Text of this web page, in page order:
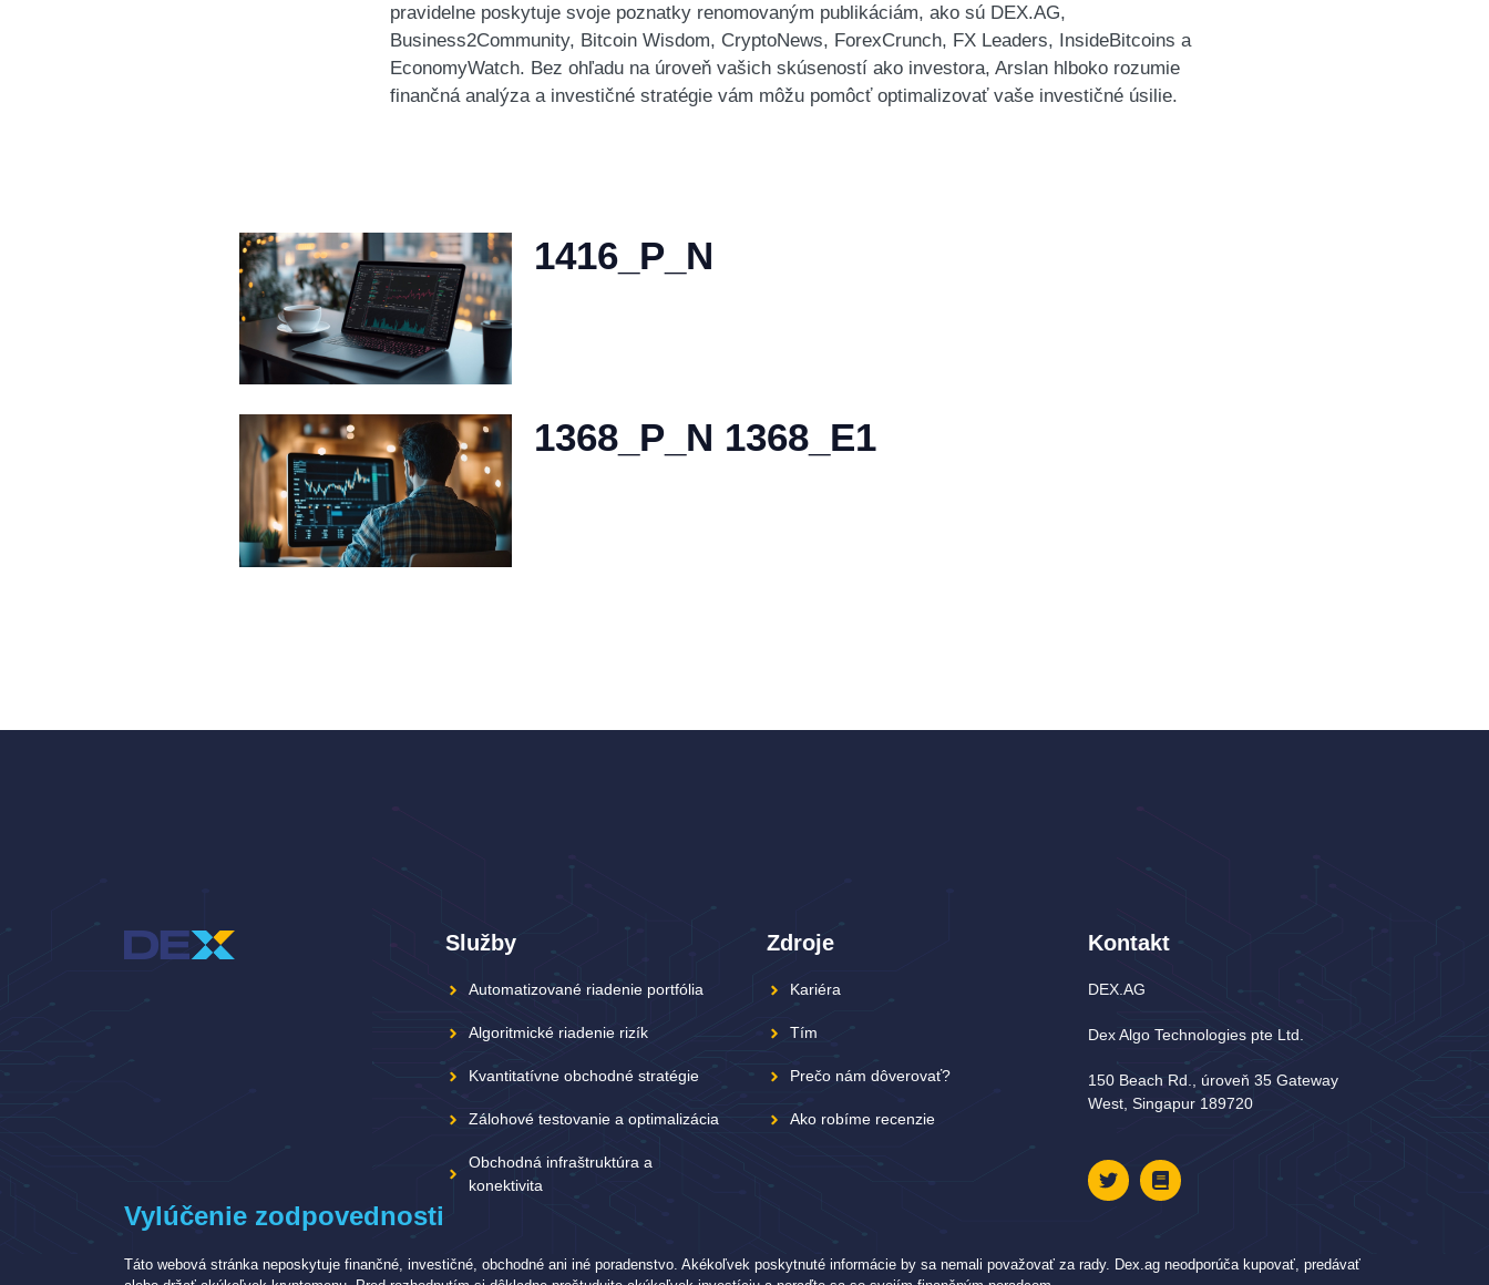
pravidelne poskytuje svoje poznatky renomovaným publikáciám, ako sú DEX.AG,
Business2Community, Bitcoin Wisdom, CryptoNews, ForexCrunch, FX Leaders, InsideBitcoins a
EconomyWatch. Bez ohľadu na úroveň vašich skúseností ako investora, Arslan hlboko rozumie
finančná analýza a investičné stratégie vám môžu pomôcť optimalizovať vaše investičné úsilie.
1416_P_N
1368_P_N 1368_E1
Služby
Automatizované riadenie portfólia
Algoritmické riadenie rizík
Kvantitatívne obchodné stratégie
Zálohové testovanie a optimalizácia
Obchodná infraštruktúra a
konektivita
Zdroje
Kariéra
Tím
Prečo nám dôverovať?
Ako robíme recenzie
Kontakt
DEX.AG
Dex Algo Technologies pte Ltd.
150 Beach Rd., úroveň 35 Gateway
West, Singapur 189720
Vylúčenie zodpovednosti
Táto webová stránka neposkytuje finančné, investičné, obchodné ani iné poradenstvo. Akékoľvek poskytnuté informácie by sa nemali považovať za rady. Dex.ag neodporúča kupovať, predávať